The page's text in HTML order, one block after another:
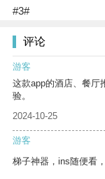
#3#
评论
游客
这款app的酒店、餐厅
验。
2024-10-25
游客
梯子神器，ins随便看